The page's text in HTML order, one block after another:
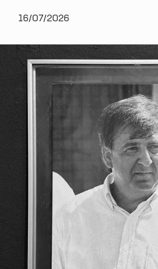
16/07/2026